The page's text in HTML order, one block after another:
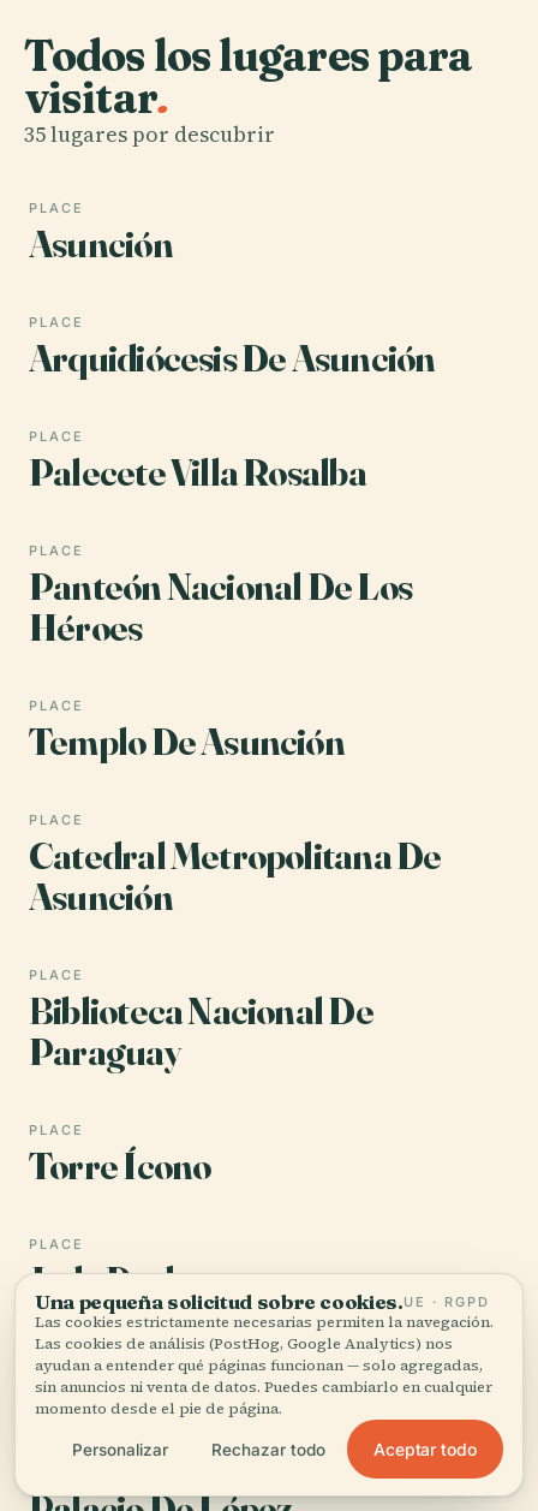
Todos los lugares para
visitar.
35 lugares por descubrir
PLACE
Asunción
PLACE
Arquidiócesis De Asunción
PLACE
Palecete Villa Rosalba
PLACE
Panteón Nacional De Los
Héroes
PLACE
Templo De Asunción
PLACE
Catedral Metropolitana De
Asunción
PLACE
Biblioteca Nacional De
Paraguay
PLACE
Torre Ícono
PLACE
Jade Park
PLACE
Estadio Defensores Del Chaco
Una pequeña solicitud sobre cookies.UE · RGPD
Las cookies estrictamente necesarias permiten la navegación.
Las cookies de análisis (PostHog, Google Analytics) nos
ayudan a entender qué páginas funcionan — solo agregadas,
sin anuncios ni venta de datos. Puedes cambiarlo en cualquier
momento desde el pie de página.
Personalizar Rechazar todo Aceptar todo